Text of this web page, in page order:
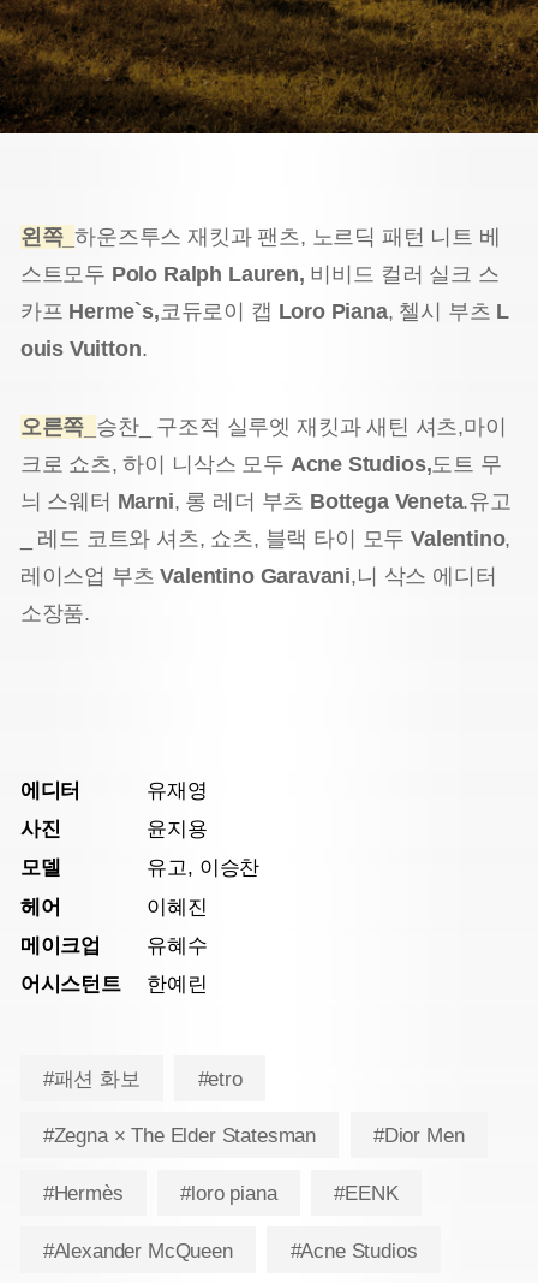
왼쪽_하운즈투스 재킷과 팬츠, 노르딕 패턴 니트 베
스트모두 Polo Ralph Lauren, 비비드 컬러 실크 스
카프 Herme`s,코듀로이 캡 Loro Piana, 첼시 부츠 L
ouis Vuitton.
오른쪽_ 승찬_ 구조적 실루엣 재킷과 새틴 셔츠,마이
크로 쇼츠, 하이 니삭스 모두 Acne Studios,도트 무
늬 스웨터 Marni, 롱 레더 부츠 Bottega Veneta.유고
_ 레드 코트와 셔츠, 쇼츠, 블랙 타이 모두Valentino,
레이스업 부츠Valentino Garavani,니 삭스 에디터
소장품.
에디터
유재영
사진
윤지용
모델
유고, 이승찬
헤어
이혜진
메이크업
유혜수
어시스턴트
한예린
#패션 화보 #etro
#Zegna × The Elder Statesman #Dior Men
#Hermès #loro piana #EENK
#Alexander McQueen #Acne Studios